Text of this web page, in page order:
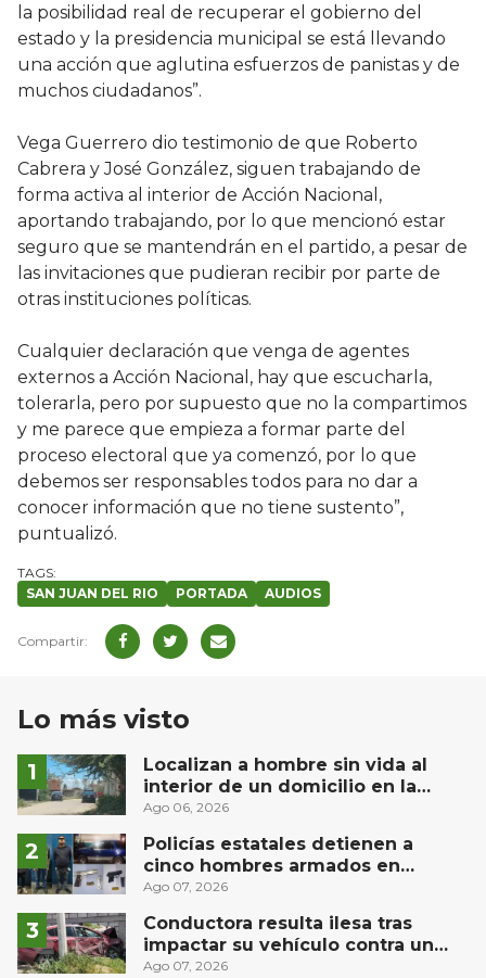
la posibilidad real de recuperar el gobierno del
estado y la presidencia municipal se está llevando
una acción que aglutina esfuerzos de panistas y de
muchos ciudadanos”.
Vega Guerrero dio testimonio de que Roberto
Cabrera y José González, siguen trabajando de
forma activa al interior de Acción Nacional,
aportando trabajando, por lo que mencionó estar
seguro que se mantendrán en el partido, a pesar de
las invitaciones que pudieran recibir por parte de
otras instituciones políticas.
Cualquier declaración que venga de agentes
externos a Acción Nacional, hay que escucharla,
tolerarla, pero por supuesto que no la compartimos
y me parece que empieza a formar parte del
proceso electoral que ya comenzó, por lo que
debemos ser responsables todos para no dar a
conocer información que no tiene sustento”,
puntualizó.
SAN JUAN DEL RIO PORTADA AUDIOS
Lo más visto
Localizan a hombre sin vida al
interior de un domicilio en la
comunidad El Rodeo, San Juan del
Ago 06, 2026
Policías estatales detienen a
cinco hombres armados en
Puebla capital
Ago 07, 2026
Conductora resulta ilesa tras
impactar su vehículo contra un
muro en Huimilpan
Ago 07, 2026